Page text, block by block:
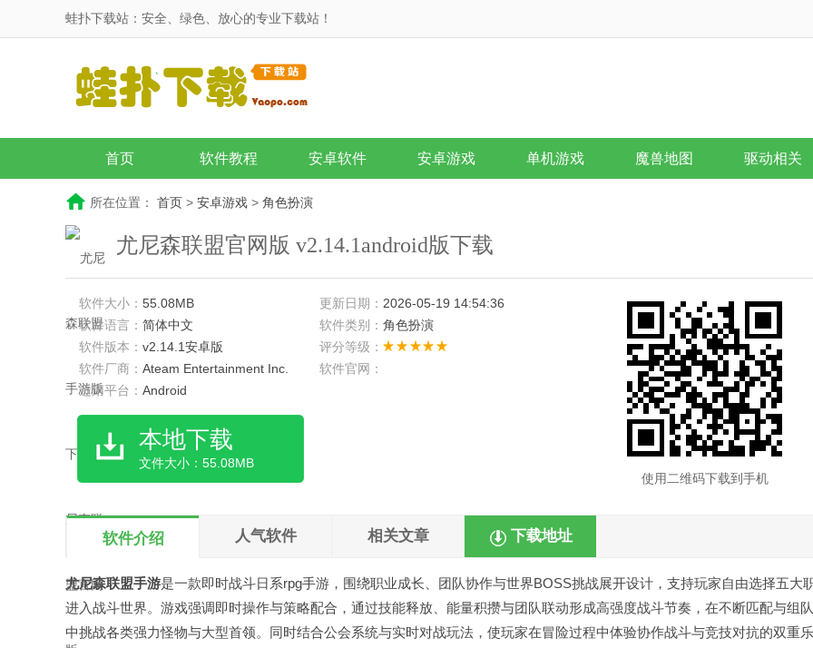
蛙扑下载站：安全、绿色、放心的专业下载站！
首页 软件教程 安卓软件 安卓游戏 单机游戏 魔兽地图 驱动相关
所在位置： 首页 > 安卓游戏 > 角色扮演
尤尼森联盟官网版 v2.14.1android版下载
软件大小： 55.08MB 更新日期： 2026-05-19 14:54:36
软件语言： 简体中文 软件类别： 角色扮演
软件版本： v2.14.1安卓版
评分等级：
软件厂商： Ateam Entertainment Inc.
软件官网：
适用平台： Android
本地下载
文件大小：55.08MB
使用二维码下载到手机
软件介绍 人气软件 相关文章 下载地址
尤尼森联盟手游是一款即时战斗日系rpg手游，围绕职业成长、团队协作与世界BOSS挑战展开设计，支持玩家自由选择五大
进入战斗世界。游戏强调即时操作与策略配合，通过技能释放、能量积攒与团队联动形成高强度战斗节奏，在不断匹配与组
中挑战各类强力怪物与大型首领。同时结合公会系统与实时对战玩法，使玩家在冒险过程中体验协作战斗与竞技对抗的双重